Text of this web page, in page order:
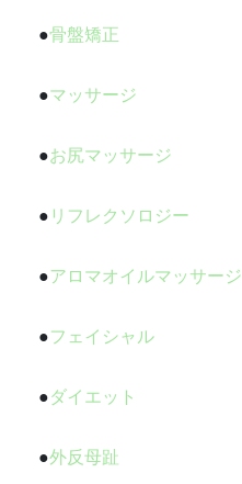
●骨盤矯正
●マッサージ
●お尻マッサージ
● リフレクソロジー
●アロマオイルマッサージ
●フェイシャル
●ダイエット
●外反母趾